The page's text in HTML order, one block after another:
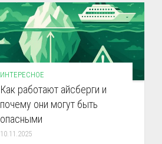
ИНТЕРЕСНОЕ
Как работают айсберги и
почему они могут быть
опасными
10.11.2025